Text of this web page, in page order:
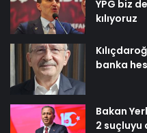
YPG biz
kılıyoruz
banka
Bakan
2